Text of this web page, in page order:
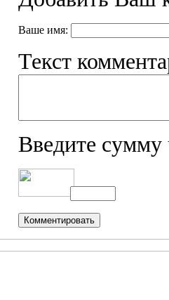
Ваше имя:
Текст
Введите сумму